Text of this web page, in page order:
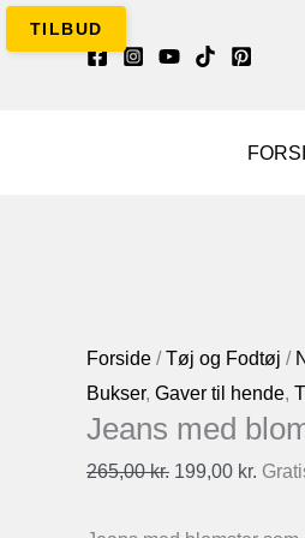
Gå
til
Forside /Tøj og Fodtøj /
Bukser, Gaver til hende,
Jeans med
265,00kr. Den
199,00 kr. Den